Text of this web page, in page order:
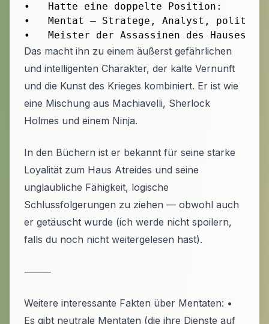
•	Hatte eine doppelte Position:
•	Mentat — Stratege, Analyst, politischer Berater;
Das macht ihn zu einem äußerst gefährlichen
und intelligenten Charakter, der kalte Vernunft
und die Kunst des Krieges kombiniert. Er ist wie
eine Mischung aus Machiavelli, Sherlock
Holmes und einem Ninja.
In den Büchern ist er bekannt für seine starke
Loyalität zum Haus Atreides und seine
unglaubliche Fähigkeit, logische
Schlussfolgerungen zu ziehen — obwohl auch
er getäuscht wurde (ich werde nicht spoilern,
falls du noch nicht weitergelesen hast).
⸻
Weitere interessante Fakten über Mentaten: •
Es gibt neutrale Mentaten (die ihre Dienste auf